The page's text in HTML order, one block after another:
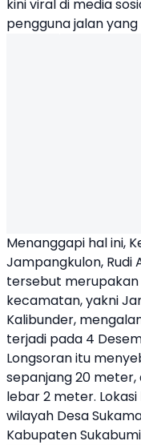
kini viral di media
pengguna jalan
Menanggapi hal ini,
Jampangkulon, Rudi
tersebut
kecamatan, yakni
Kalibunder,
terjadi pada 4
Longsoran itu
sepanjang 20
lebar 2 meter.
wilayah Desa
Kabupaten